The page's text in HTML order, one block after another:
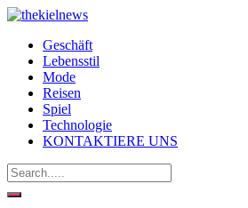
Geschäft
Lebensstil
Mode
Reisen
Spiel
Technologie
KONTAKTIERE UNS